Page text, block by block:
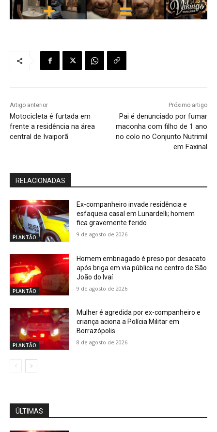
Artigo anterior
Motocicleta é furtada em
frente a residência na área
central de Ivaiporã
Próximo artigo
Pai é denunciado por fumar
maconha com filho de 1 ano
no colo no Conjunto Nutrimil
em Faxinal
RELACIONADAS
PLANTÃO
Ex-companheiro invade residência e
esfaqueia casal em Lunardelli; homem
fica gravemente ferido
9 de agosto de 2026
PLANTÃO
Homem embriagado é preso por desacato
após briga em via pública no centro de São
João do Ivaí
9 de agosto de 2026
PLANTÃO
Mulher é agredida por ex-companheiro e
criança aciona a Polícia Militar em
Borrazópolis
8 de agosto de 2026
ÚLTIMAS